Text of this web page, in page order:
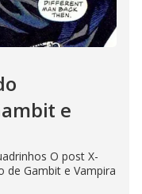
e
O post X-
Gambit e Vampira